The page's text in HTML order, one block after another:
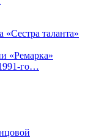
«Сестра таланта»
«Ремарка»
го…